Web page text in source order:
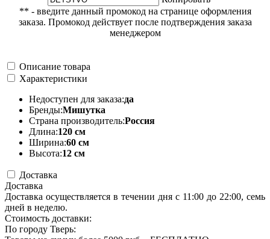
** - введите данный промокод на странице оформления
заказа. Промокод действует после подтверждения заказа
менеджером
Описание товара
Характеристики
Недоступен для заказа:да
Бренды:Мишутка
Страна производитель:Россия
Длина:120 см
Ширина:60 см
Высота:12 см
Доставка
Доставка
Доставка осуществляется в течении дня с 11:00 до 22:00, семь
дней в неделю.
Стоимость доставки:
По городу Тверь: